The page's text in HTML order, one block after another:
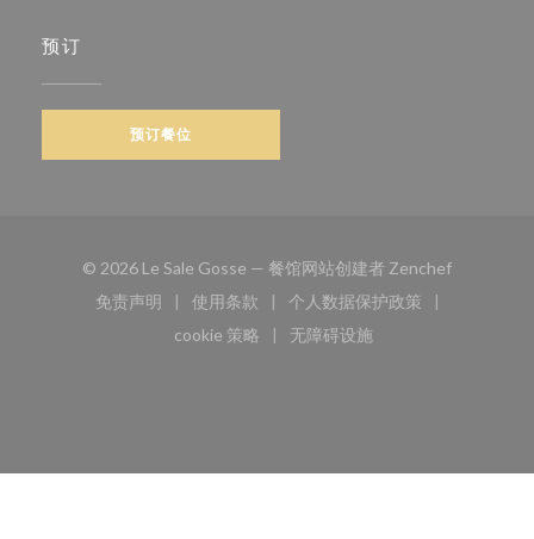
预订
预订餐位
© 2026 Le Sale Gosse — 餐馆网站创建者 Zenchef((在新窗口
免责声明
((在新窗口中打开))
使用条款
((在新窗口中打开))
个人数据保护政策
((在新窗口中打开))
cookie 策略
((在新窗口中打开))
无障碍设施
((在新窗口中打开))